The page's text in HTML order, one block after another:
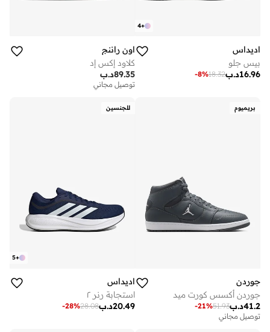
+
4
اديداس
بيس جلو
د.ب16.96
18.32
-8%
اون راننج
كلاود إكس إد
د.ب89.35
توصيل مجاني
بريميوم
جوردن
جوردن أكسس كورت ميد
د.ب41.2
51.93
-21%
توصيل مجاني
للجنسين
+
5
اديداس
استجابة رنر ٢
د.ب20.49
28.08
-28%